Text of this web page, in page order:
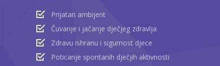
Prijatan ambijent
Čuvanje i jačanje dječjeg zdravlja
Zdravu ishranu i sigurnost djece
Poticanje spontanih dječjih aktivnosti